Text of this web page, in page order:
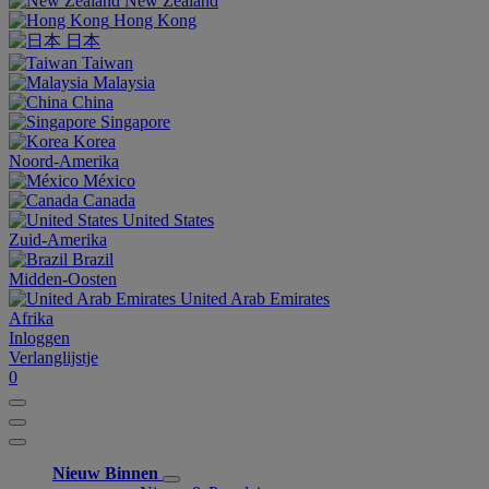
Hong Kong
日本
Taiwan
Malaysia
China
Singapore
Korea
Noord-Amerika
México
Canada
United States
Zuid-Amerika
Brazil
Midden-Oosten
United Arab Emirates
Afrika
Inloggen
Verlanglijstje
0
Nieuw Binnen